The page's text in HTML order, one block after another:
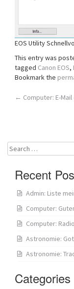
EOS Utility
This entry was
tagged Canon EOS,
Bookmark the
Post
← Computer: E-
Search
for:
Recent
Admin: Liste
Computer:
Computer:
Astronomie:
Astronomie:
Categories